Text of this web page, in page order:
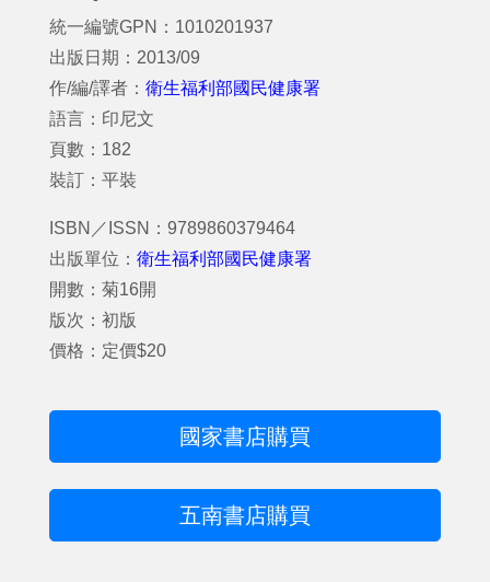
統一編號GPN：1010201937
出版日期：2013/09
作/編/譯者： 衛生福利部國民健康署
語言：印尼文
頁數：182
裝訂：平裝
ISBN／ISSN：9789860379464
出版單位： 衛生福利部國民健康署
開數：菊16開
版次：初版
價格：定價$20
國家書店購買
五南書店購買